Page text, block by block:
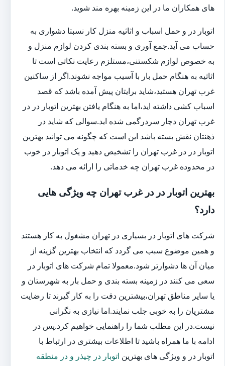
های همکاران ما در این زمینه بهره مند شوید.
اتوبار در و حمل اسباب و اثاثیه منزل کار نسبتا دشواری به
حساب می آید.جمع آوری و بسته بندی کردن لوازم منزل و
به خصوص لوازم شکستنی،مستلزم رعایت نکاتی است تا
اثاثیه به هنگام حمل بار با آسیب مواجه نشوند.اگر از ساکنین
غرب تهران هستید،شاید برایتان پیش آمده باشد که قصد
اسباب کشی داشته اید،اما به هنگام یافتن بهترین اتوبار در در
غرب تهران دچار سردرگمی شده اید.سوالی که شاید در
ذهنتان نقش بسته باشد این است که چگونه می توانید بهترین
اتوبار در در غرب تهران را تشخیص دهید و یک اتوبار در خوب
در محدوده غرب تهران چه خدماتی را ارائه می دهد.
بهترین اتوبار در در غرب تهران چه ویژگی هایی
دارد؟
شرکت های اتوبار در بسیاری در تهران مشغول به کار هستند
و همین موضوع سبب می گردد که انتخاب بهترین گزینه از
میان آن ها دشوارتر شود.معمولا تمام شرکت های اتوبار در
سعی می کنند در زمینه بسته بندی و حمل بار به شهرستان و
یا سایر مناطق تهران،بیشترین دقت را به کار گیرند تا رضایت
مشتریان را به خوبی جلب نمایند.اما نیازی به نگرانی
نیست.در این مطلب شما را راهنمایی خواهیم کرد.پس در
ادامه با ما همراه باشید تا اطلاعات بیشتری در ارتباط با
اتوبار در و ویژگی های بهترین اتوبار در چیذر و در منطقه